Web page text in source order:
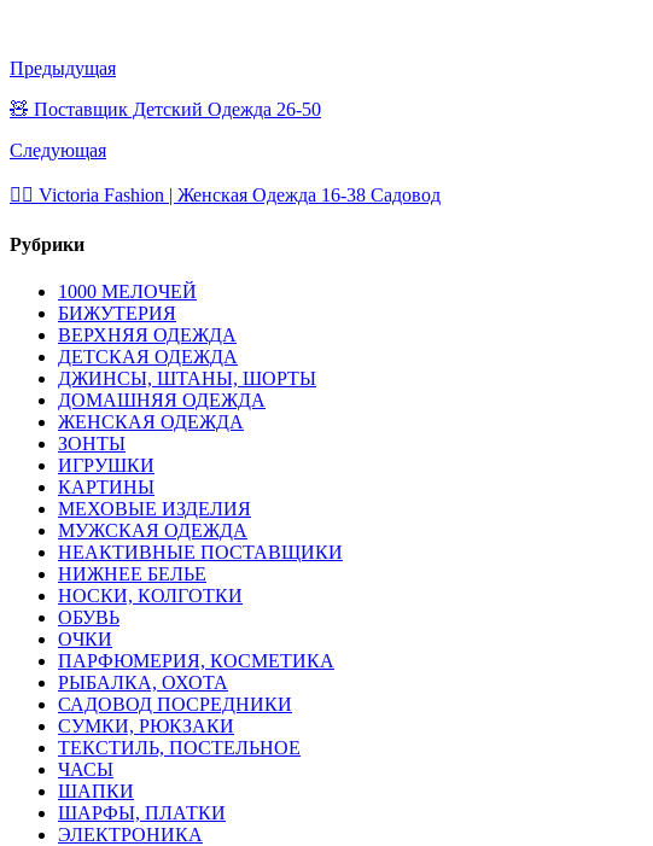
Предыдущая
🧸 Поставщик Детский Одежда 26-50
Следующая
🙋‍♂ Victoria Fashion | Женская Одежда 16-38 Садовод
Рубрики
1000 МЕЛОЧЕЙ
БИЖУТЕРИЯ
ВЕРХНЯЯ ОДЕЖДА
ДЕТСКАЯ ОДЕЖДА
ДЖИНСЫ, ШТАНЫ, ШОРТЫ
ДОМАШНЯЯ ОДЕЖДА
ЖЕНСКАЯ ОДЕЖДА
ЗОНТЫ
ИГРУШКИ
КАРТИНЫ
МЕХОВЫЕ ИЗДЕЛИЯ
МУЖСКАЯ ОДЕЖДА
НЕАКТИВНЫЕ ПОСТАВЩИКИ
НИЖНЕЕ БЕЛЬЕ
НОСКИ, КОЛГОТКИ
ОБУВЬ
ОЧКИ
ПАРФЮМЕРИЯ, КОСМЕТИКА
РЫБАЛКА, ОХОТА
САДОВОД ПОСРЕДНИКИ
СУМКИ, РЮКЗАКИ
ТЕКСТИЛЬ, ПОСТЕЛЬНОЕ
ЧАСЫ
ШАПКИ
ШАРФЫ, ПЛАТКИ
ЭЛЕКТРОНИКА